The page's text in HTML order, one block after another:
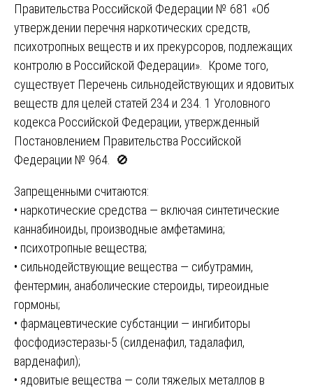
Правительства Российской Федерации № 681 «Об
утверждении перечня наркотических средств,
психотропных веществ и их прекурсоров, подлежащих
контролю в Российской Федерации». Кроме того,
существует Перечень сильнодействующих и ядовитых
веществ для целей статей 234 и 234. 1 Уголовного
кодекса Российской Федерации, утвержденный
Постановлением Правительства Российской
Федерации № 964. 🚫
Запрещенными считаются:
• наркотические средства — включая синтетические
каннабиноиды, производные амфетамина;
• психотропные вещества;
• сильнодействующие вещества — сибутрамин,
фентермин, анаболические стероиды, тиреоидные
гормоны;
• фармацевтические субстанции — ингибиторы
фосфодиэстеразы-5 (силденафил, тадалафил,
варденафил);
• ядовитые вещества — соли тяжелых металлов в